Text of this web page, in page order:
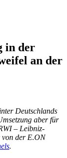
in der
an der
Deutschlands
aber für
– Leibniz-
von der E.ON
.